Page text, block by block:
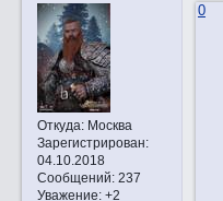
Откуда:Москва
Зарегистрирован:
04.10.2018
Сообщений:237
Уважение: +2
0